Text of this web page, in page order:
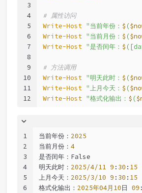
3
4
5
6
7
8
9
10
11
12
# 属性访问
Write-Host "当前年份： $ (
Write-Host "当前月份： $ (
Write-Host "是否闰年： $
# 方法调用
Write-Host "明天此时： $ (
Write-Host "上月今天： $ (
Write-Host "格式化输出： $ (
1
2
3
4
5
6
当前年份： 2025
当前月份： 4
是否闰年：False
明天此时： 2025/4/11 9 : 30 : 15
上月今天： 2025/3/10 9 : 30 : 15
格式化输出： 2025年04月10日 09 :